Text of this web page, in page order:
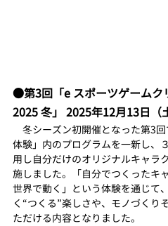
●第3回「e スポーツゲームク
2025 冬」 2025年12月13日（
冬シーズン初開催となった第3
体験」内のプログラムを一新し、
用し自分だけのオリジナルキャラ
施しました。「自分でつくったキ
世界で動く」という体験を通じて
く“つくる”楽しさや、モノづくり
ただける内容となりました。